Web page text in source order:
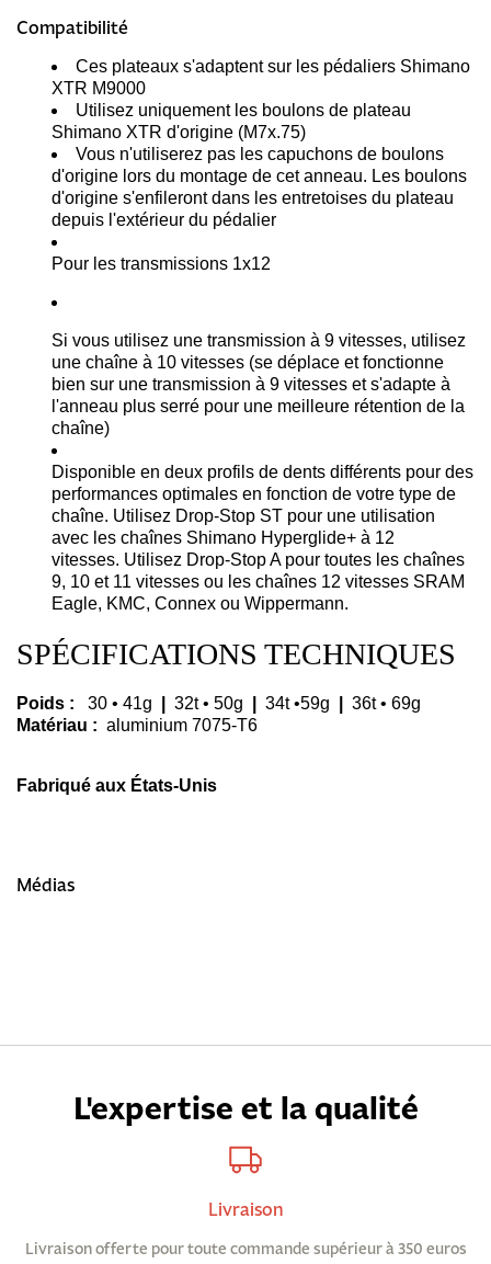
Compatibilité
Ces plateaux s'adaptent sur les pédaliers Shimano
XTR M9000
Utilisez uniquement les boulons de plateau
Shimano XTR d'origine (M7x.75)
Vous n'utiliserez pas les capuchons de boulons
d'origine lors du montage de cet anneau. Les boulons
d'origine s'enfileront dans les entretoises du plateau
depuis l'extérieur du pédalier
Pour les transmissions 1x12
Si vous utilisez une transmission à 9 vitesses, utilisez
une chaîne à 10 vitesses (se déplace et fonctionne
bien sur une transmission à 9 vitesses et s'adapte à
l'anneau plus serré pour une meilleure rétention de la
chaîne)
Disponible en deux profils de dents différents pour des
performances optimales en fonction de votre type de
chaîne. Utilisez Drop-Stop ST pour une utilisation
avec les chaînes Shimano Hyperglide+ à 12
vitesses. Utilisez Drop-Stop A pour toutes les chaînes
9, 10 et 11 vitesses ou les chaînes 12 vitesses SRAM
Eagle, KMC, Connex ou Wippermann.
SPÉCIFICATIONS TECHNIQUES
Poids : 30 • 41g 32t • 50g 34t •59g
36t • 69g
Matériau : aluminium 7075-T6
Fabriqué aux États-Unis
Médias
L'expertise et la qualité
Livraison
Livraison offerte pour toute commande supérieur à 350 euros